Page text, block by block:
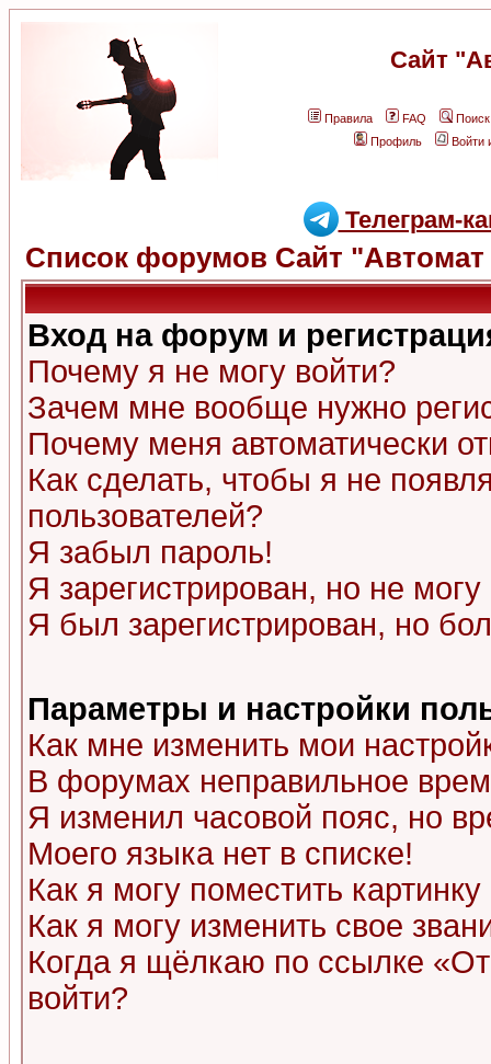
Сайт
Правила FAQ
Поиск
Профиль
Войти
Телеграм-
Список форумов Сайт "Автомат
Вход на форум и
Почему я не могу войти?
Зачем мне вообще нужно
Почему меня автоматически
Как сделать, чтобы я не
пользователей?
Я забыл пароль!
Я зарегистрирован, но не могу
Я был зарегистрирован, но
Параметры и настройки
Как мне изменить мои
В форумах неправильное
Я изменил часовой пояс, но
Моего языка нет в списке!
Как я могу поместить
Как я могу изменить свое
Когда я щёлкаю по ссылке
войти?